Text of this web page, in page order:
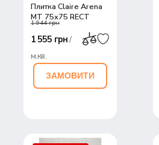
Плитка Claire Arena
MT 75х75 RECT
1 944 грн
1 555 грн/
м.кв.
ЗАМОВИТИ